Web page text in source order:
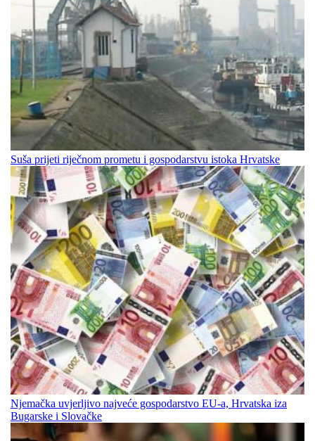
Suša prijeti riječnom prometu i gospodarstvu istoka Hrvatske
Njemačka uvjerljivo najveće gospodarstvo EU-a, Hrvatska iza
Bugarske i Slovačke